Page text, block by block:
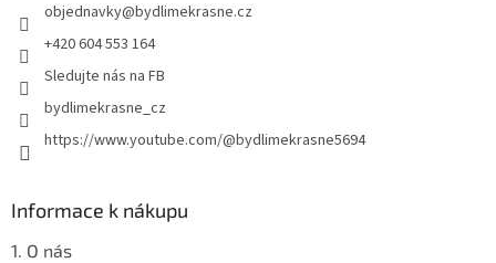
objednavky@bydlimekrasne.cz
+420 604 553 164
Sledujte nás na FB
bydlimekrasne_cz
https://www.youtube.com/@bydlimekrasne5694
Informace k nákupu
1. O nás